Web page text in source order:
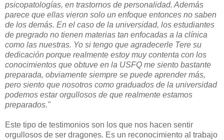
psicopatologías, en trastornos de personalidad. Además
parece que ellas vieron solo un enfoque entonces no saben
de los demás. En el caso de la universidad, los estudiantes
de pregrado no tienen materias tan enfocadas a la clínica
como las nuestras. Yo si tengo que agradecerle Tere su
dedicación porque realmente estoy muy contenta con los
conocimientos que obtuve en la USFQ me siento bastante
preparada, obviamente siempre se puede aprender más,
pero siento que nosotros como graduados de la universidad
podemos estar orgullosos de que realmente estamos
preparados."
Este tipo de testimonios son los que nos hacen sentir
orgullosos de ser dragones. Es un reconocimiento al trabajo